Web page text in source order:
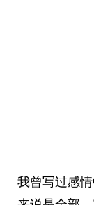
我曾写过感